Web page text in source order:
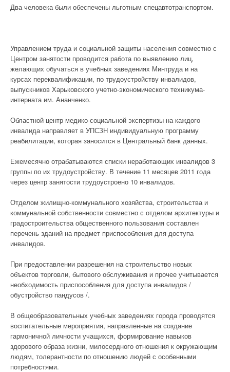
Два человека были обеспечены льготным спецавтотранспортом.
Управлением труда и социальной защиты населения совместно с
Центром занятости проводится работа по выявлению лиц,
желающих обучаться в учебных заведениях Минтруда и на
курсах переквалификации, по трудоустройству инвалидов,
выпускников Харьковского учетно-экономического техникума-
интерната им. Ананченко.
Областной центр медико-социальной экспертизы на каждого
инвалида направляет в УПСЗН индивидуальную программу
реабилитации, которая заносится в Центральный банк данных.
Ежемесячно отрабатываются списки неработающих инвалидов 3
группы по их трудоустройству. В течение 11 месяцев 2011 года
через центр занятости трудоустроено 10 инвалидов.
Отделом жилищно-коммунального хозяйства, строительства и
коммунальной собственности совместно с отделом архитектуры и
градостроительства общественного пользования составлен
перечень зданий на предмет приспособления для доступа
инвалидов.
При предоставлении разрешения на строительство новых
объектов торговли, бытового обслуживания и прочее учитывается
необходимость приспособления для доступа инвалидов /
обустройство пандусов /.
В общеобразовательных учебных заведениях города проводятся
воспитательные мероприятия, направленные на создание
гармоничной личности учащихся, формирование навыков
здорового образа жизни, милосердного отношения к окружающим
людям, толерантности по отношению людей с особенными
потребностями.